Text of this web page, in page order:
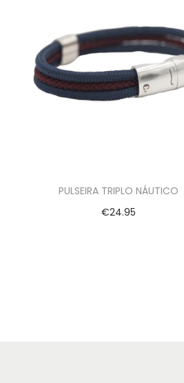
PULSEIRA TRIPLO NÁUTICO
€24.95